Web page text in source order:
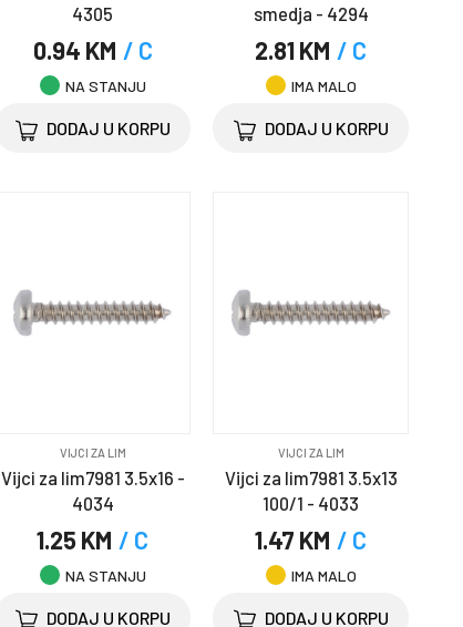
4305
0.94 KM / C
NA STANJU
DODAJ U KORPU
smedja - 4294
2.81 KM / C
IMA MALO
DODAJ U KORPU
VIJCI ZA LIM
Vijci za lim7981 3.5x16 -
4034
1.25 KM / C
NA STANJU
DODAJ U KORPU
VIJCI ZA LIM
Vijci za lim7981 3.5x13
100/1 - 4033
1.47 KM / C
IMA MALO
DODAJ U KORPU